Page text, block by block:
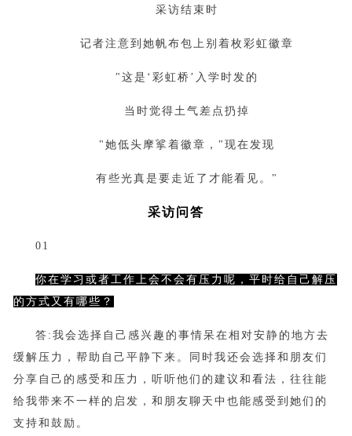
采访结束时
记者注意到她帆布包上别着枚彩虹徽章
"这是‘彩虹桥’入学时发的
当时觉得土气差点扔掉
"她低头摩挲着徽章，"现在发现
有些光真是要走近了才能看见。"
采访问答
01
你在学习或者工作上会不会有压力呢，平时给自己解压
的方式又有哪些？
答: 我会选择自己感兴趣的事情呆在相对安静的地方去
缓解压力，帮助自己平静下来。同时我还会选择和朋友们
分享自己的感受和压力，听听他们的建议和看法，往往能
给我带来不一样的启发，和朋友聊天中也能感受到她们的
支持和鼓励。